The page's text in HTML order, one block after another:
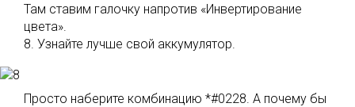
Там ставим галочку напротив «Инвертирование
цвета».
8. Узнайте лучше свой аккумулятор.
Просто наберите комбинацию *#0228. А почему бы